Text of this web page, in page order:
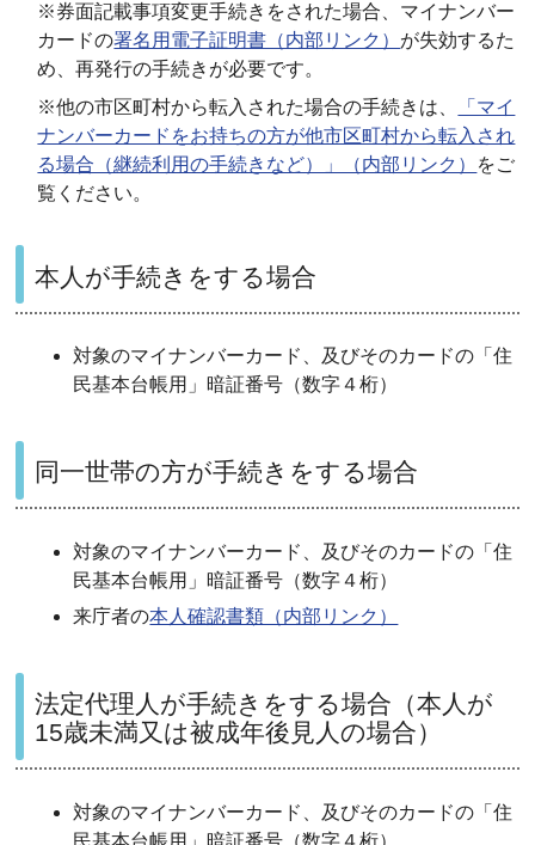
※券面記載事項変更手続きをされた場合、マイナンバー
カードの署名用電子証明書（内部リンク） が失効するた
め、再発行の手続きが必要です。
※他の市区町村から転入された場合の手続きは、
「マイ
ナンバーカードをお持ちの方が他市区町村から転入され
る場合（継続利用の手続きなど）」（内部リンク） をご
覧ください。
本人が手続きをする場合
対象のマイナンバーカード、及びそのカードの 「住
民基本台帳用」 暗証番号（数字４桁）
同一世帯の方が手続きをする場合
対象のマイナンバーカード
及びそのカードの「住
民基本台帳用」暗証番号（数字４桁）
来庁者の本人確認書類（内部リンク）
法定代理人が手続きをする場合（本人が
15歳未満又は被成年後見人の場合）
対象のマイナンバーカード、 及びそのカードの 「住
民基本台帳用」 暗証番号（数字４桁）